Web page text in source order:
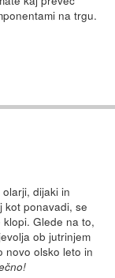
na trgu.
dijaki in
kot ponavadi, se
klopi. Glede na to,
ob jutrinjem
olsko leto in